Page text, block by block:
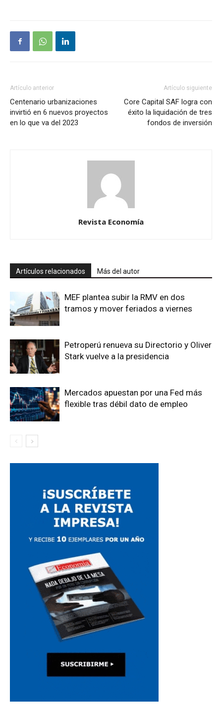
Artículo anterior
Centenario urbanizaciones
invirtió en 6 nuevos proyectos
en lo que va del 2023
Artículo siguiente
Core Capital SAF logra con
éxito la liquidación de tres
fondos de inversión
Revista Economía
Artículos relacionados Más del autor
MEF plantea subir la RMV en dos
tramos y mover feriados a viernes
Petroperú renueva su Directorio y Oliver
Stark vuelve a la presidencia
Mercados apuestan por una Fed más
flexible tras débil dato de empleo